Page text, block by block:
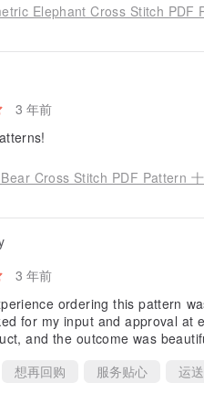
Elephant Cross Stitch PDF
3 年前
Cross Stitch PDF Pattern
3 年前
ordering this pattern
for my input and approval at
and the outcome was
想再回购 服务贴心 运